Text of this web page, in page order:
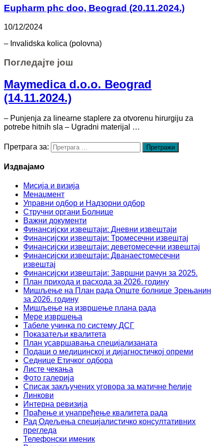
Eupharm phc doo, Beograd (20.11.2024.)
10/12/2024
– Invalidska kolica (polovna)
Погледајте још
Maymedica d.o.o. Beograd
(14.11.2024.)
– Punjenja za linearne staplere za otvorenu hirurgiju za
potrebe hitnih sla – Ugradni materijal …
Претрага за:
Издвајамо
Мисија и визија
Менаџмент
Управни одбор и Надзорни одбор
Стручни органи Болнице
Важни документи
Финансијски извештаји: Дневни извештаји
Финансијски извештаји: Тромесечни извештај
Финансијски извештаји: деветомесечни извештај
Финансијски извештаји: Дванаестомесечни
извештај
Финансијски извештаји: Завршни рачун за 2025.
План прихода и расхода за 2026. годину
Мишљење на План рада Опште болнице Зрењанин
за 2026. годину
Мишљење на извршење плана рада
Мере извршења
Табеле учинка по систему ДСГ
Показатељи квалитета
План усавршавања специјализаната
Подаци о медицинској и дијагностичкој опреми
Седнице Етичког одбора
Листе чекања
Фото галерија
Списак закључених уговора за матичне ћелије
Линкови
Интерна ревизија
Праћење и унапређење квалитета рада
Рад Одељења специјалистичко консултативних
прегледа
Телефонски именик